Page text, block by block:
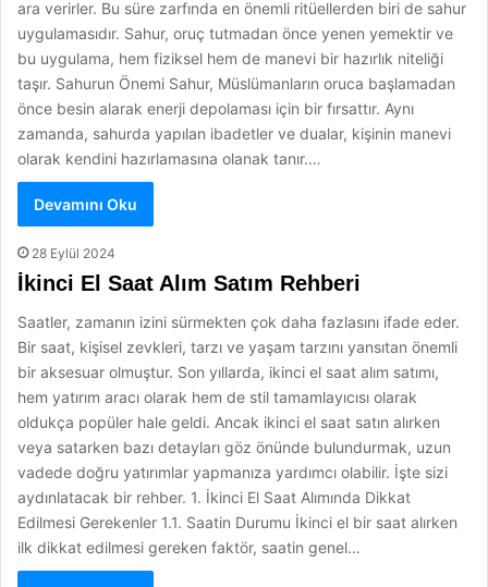
ara verirler. Bu süre zarfında en önemli ritüellerden biri de sahur
uygulamasıdır. Sahur, oruç tutmadan önce yenen yemektir ve
bu uygulama, hem fiziksel hem de manevi bir hazırlık niteliği
taşır. Sahurun Önemi Sahur, Müslümanların oruca başlamadan
önce besin alarak enerji depolaması için bir fırsattır. Aynı
zamanda, sahurda yapılan ibadetler ve dualar, kişinin manevi
olarak kendini hazırlamasına olanak tanır.…
Devamını Oku
28 Eylül 2024
İkinci El Saat Alım Satım Rehberi
Saatler, zamanın izini sürmekten çok daha fazlasını ifade eder.
Bir saat, kişisel zevkleri, tarzı ve yaşam tarzını yansıtan önemli
bir aksesuar olmuştur. Son yıllarda, ikinci el saat alım satımı,
hem yatırım aracı olarak hem de stil tamamlayıcısı olarak
oldukça popüler hale geldi. Ancak ikinci el saat satın alırken
veya satarken bazı detayları göz önünde bulundurmak, uzun
vadede doğru yatırımlar yapmanıza yardımcı olabilir. İşte sizi
aydınlatacak bir rehber. 1. İkinci El Saat Alımında Dikkat
Edilmesi Gerekenler 1.1. Saatin Durumu İkinci el bir saat alırken
ilk dikkat edilmesi gereken faktör, saatin genel…